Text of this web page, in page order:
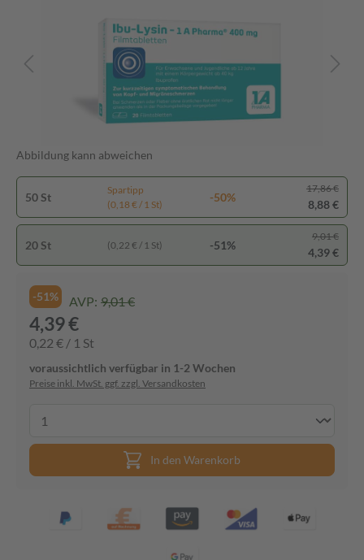
Abbildung kann abweichen
50 St
Spartipp
(0,18 € / 1 St)
-50%
17,86 €
8,88 €
20 St (0,22 € / 1 St) -51%
9,01 €
4,39 €
-51% AVP: 9,01 €
4,39 €
0,22 € / 1 St
voraussichtlich verfügbar in 1-2 Wochen
Preise inkl. MwSt. ggf. zzgl. Versandkosten
In den Warenkorb